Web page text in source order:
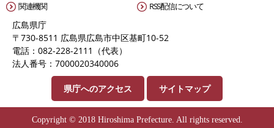
関連機関 RSS配信について
広島県庁
〒730-8511 広島県広島市中区基町10-52
電話：082-228-2111（代表）
法人番号：7000020340006
県庁へのアクセス サイトマップ
Copyright © 2018 Hiroshima Prefecture. All rights reserved.